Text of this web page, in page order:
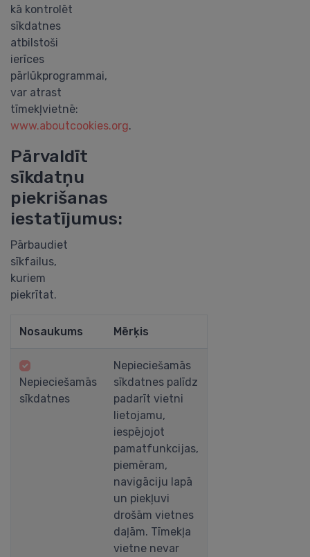
kā kontrolēt
sīkdatnes
atbilstoši
ierīces
pārlūkprogrammai,
var atrast
tīmekļvietnē:
www.aboutcookies.org.
Pārvaldīt
sīkdatņu
piekrišanas
iestatījumus:
Pārbaudiet
sīkfailus,
kuriem
piekrītat.
Nosaukums Mērķis
Nepieciešamās
sīkdatnes
Nepieciešamās
sīkdatnes palīdz
padarīt vietni
lietojamu,
iespējojot
pamatfunkcijas,
piemēram,
navigāciju lapā
un piekļuvi
drošām vietnes
daļām. Tīmekļa
vietne nevar